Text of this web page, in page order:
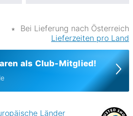
∗
Bei Lieferung nach Österreich
Lieferzeiten pro Land
als Club-Mitglied!
Länder